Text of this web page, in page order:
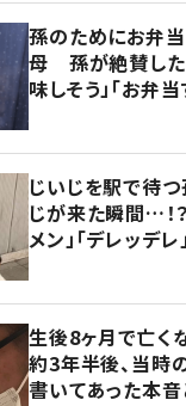
孫のためにお弁
母 孫が絶賛した
味しそう」「お弁当
じいじを駅で待
じが来た瞬間…！
メン」「デレッデレ
生後8ヶ月で亡く
約3年半後、当時
書いてあった本音